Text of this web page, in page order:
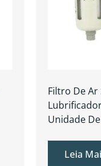
Filtro De
Unidade
Leia